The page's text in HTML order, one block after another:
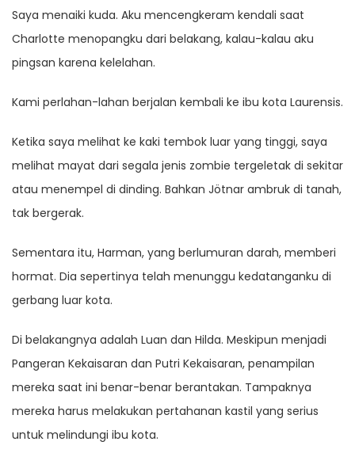
Saya menaiki kuda. Aku mencengkeram kendali saat
Charlotte menopangku dari belakang, kalau-kalau aku
pingsan karena kelelahan.
Kami perlahan-lahan berjalan kembali ke ibu kota Laurensis.
Ketika saya melihat ke kaki tembok luar yang tinggi, saya
melihat mayat dari segala jenis zombie tergeletak di sekitar
atau menempel di dinding. Bahkan Jötnar ambruk di tanah,
tak bergerak.
Sementara itu, Harman, yang berlumuran darah, memberi
hormat. Dia sepertinya telah menunggu kedatanganku di
gerbang luar kota.
Di belakangnya adalah Luan dan Hilda. Meskipun menjadi
Pangeran Kekaisaran dan Putri Kekaisaran, penampilan
mereka saat ini benar-benar berantakan. Tampaknya
mereka harus melakukan pertahanan kastil yang serius
untuk melindungi ibu kota.